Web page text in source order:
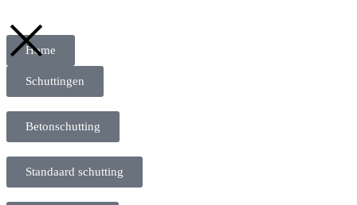
Home
Schuttingen
Betonschutting
Standaard schutting